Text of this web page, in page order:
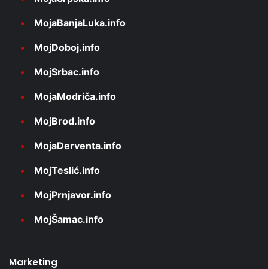
MojaBanjaLuka.info
MojDoboj.info
MojSrbac.info
MojaModriča.info
MojBrod.info
MojaDerventa.info
MojTeslić.info
MojPrnjavor.info
MojŠamac.info
Marketing